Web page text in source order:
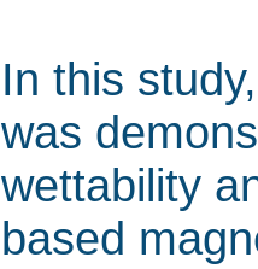
In this
was
wettability
based